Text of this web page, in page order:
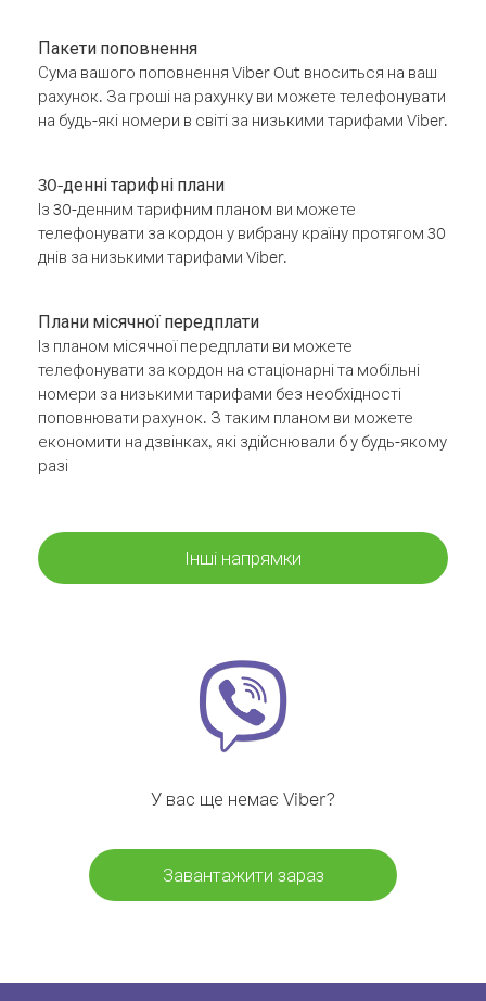
Пакети поповнення
Сума вашого поповнення Viber Out вноситься на ваш
рахунок. За гроші на рахунку ви можете телефонувати
на будь-які номери в світі за низькими тарифами Viber.
30-денні тарифні плани
Із 30-денним тарифним планом ви можете
телефонувати за кордон у вибрану країну протягом 30
днів за низькими тарифами Viber.
Плани місячної передплати
Із планом місячної передплати ви можете
телефонувати за кордон на стаціонарні та мобільні
номери за низькими тарифами без необхідності
поповнювати рахунок. З таким планом ви можете
економити на дзвінках, які здійснювали б у будь-якому
разі
Інші напрямки
У вас ще немає Viber?
Завантажити зараз